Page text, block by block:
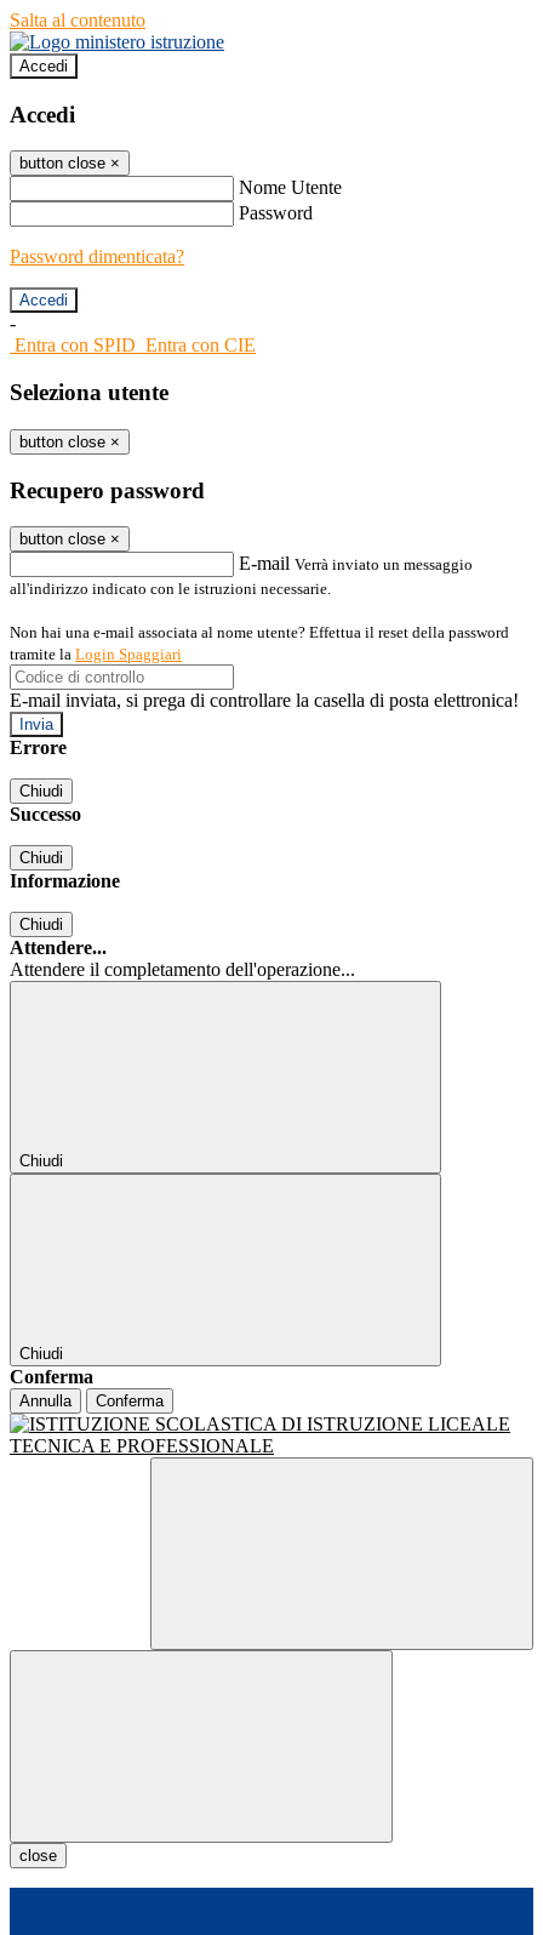
Salta al contenuto
Accedi
Accedi
button close ×
Nome Utente
Password
Password dimenticata?
-
Entra con SPID Entra con CIE
Seleziona utente
button close ×
Recupero password
button close ×
E-mail Verrà inviato un messaggio
all'indirizzo indicato con le istruzioni necessarie.
Non hai una e-mail associata al nome utente? Effettua il reset della password
tramite la Login Spaggiari
E-mail inviata, si prega di controllare la casella di posta elettronica!
Errore
Chiudi
Successo
Chiudi
Informazione
Chiudi
Attendere...
Attendere il completamento dell'operazione...
Chiudi
Chiudi
Conferma
Annulla Conferma
close